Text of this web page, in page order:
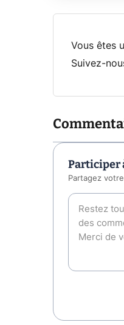
Vous êtes
Suivez-
Participer
Partagez